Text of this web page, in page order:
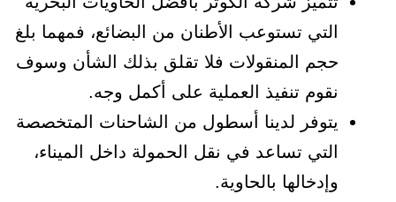
التي تستوعب الأطنان من البضائع، فمهما بلغ
حجم المنقولات فلا تقلق بذلك الشأن وسوف
نقوم تنفيذ العملية على أكمل وجه.
يتوفر لدينا أسطول من الشاحنات المتخصصة
التي تساعد في نقل الحمولة داخل الميناء،
وإدخالها بالحاوية.